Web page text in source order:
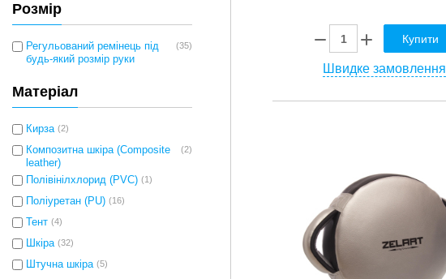
Розмір
Регульований ремінець під
будь-який розмір руки
(35)
Матеріал
Кирза (2)
Композитна шкіра (Composite
leather)
(2)
Полівінілхлорид (PVC) (1)
Поліуретан (PU) (16)
Тент (4)
Шкіра (32)
Штучна шкіра (5)
Купити
Швидке замовлення